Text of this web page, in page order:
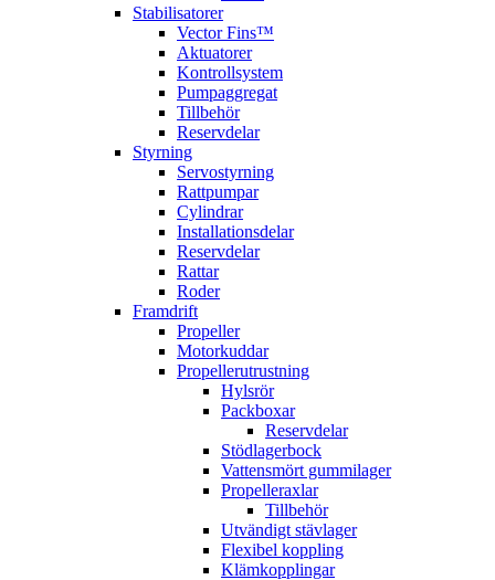
Stabilisatorer
Vector Fins™
Aktuatorer
Kontrollsystem
Pumpaggregat
Tillbehör
Reservdelar
Styrning
Servostyrning
Rattpumpar
Cylindrar
Installationsdelar
Reservdelar
Rattar
Roder
Framdrift
Propeller
Motorkuddar
Propellerutrustning
Hylsrör
Packboxar
Reservdelar
Stödlagerbock
Vattensmört gummilager
Propelleraxlar
Tillbehör
Utvändigt stävlager
Flexibel koppling
Klämkopplingar